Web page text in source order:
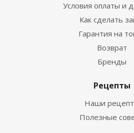
Условия оплаты и
Как сделать
Гарантия на
Возврат
Бренды
Рецепты
Наши
Полезные